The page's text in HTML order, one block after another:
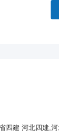
四建 河北四建,